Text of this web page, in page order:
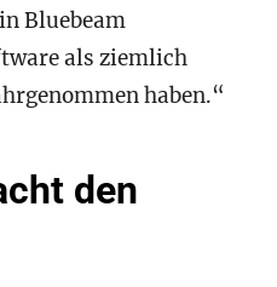
Bluebeam
als ziemlich
haben.“
den